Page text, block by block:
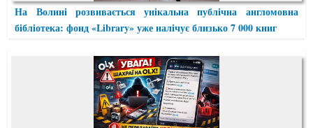
На Волині розвивається унікальна публічна англомовна
бібліотека: фонд «Library» уже налічує близько 7 000 книг